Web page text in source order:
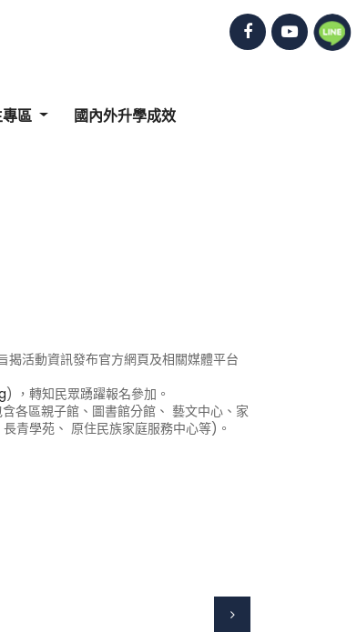
區 國內外升學成效
活動資訊發布官方網頁及相關媒體平台
) ，轉知民眾踴躍報名參加。
各區親子館、圖書館分館、 藝文中心、家
青學苑、 原住民族家庭服務中心等)。